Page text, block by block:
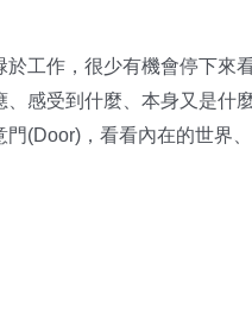
於工作， 很少有機會停下來
、感受到什麼、本身又是什
門(Door) ，看看內在的世界